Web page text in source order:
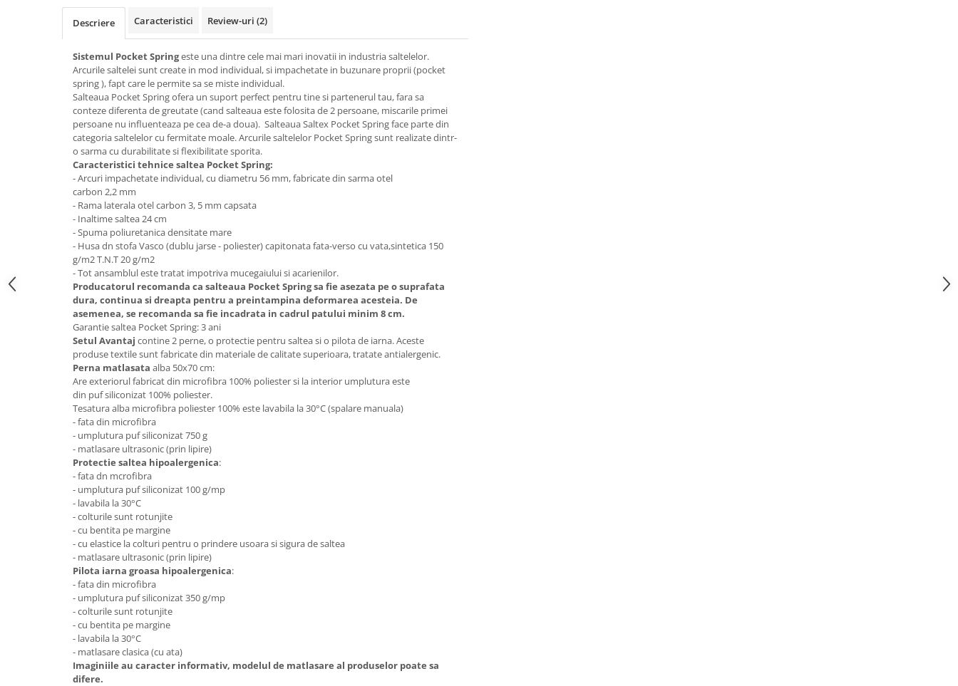
Top saltele 10 cm
Top saltele memory 5 cm
Top saltele MemoHR 6.5 cm
Saltele ieftine
Saltele cu plasa de arcuri
Saltele cu spuma
Scaune manager
Mobilier bucatarie
Mese bucatarie
Scaune pentru bucatarie
Mobila bucatarie
Seturi mese si scaune bucatarie
Suporturi si rafturi pantofi
Seturi mobilier hol
Suport pentru umerase
Etajere
Mobilier gradinita
Mese gradinita
Scaune gradinita
Set mese si scaune gradinita
Mobilier copii
Mobila camera copii
Scaune birou pentru copii
Saltele patuturi copii
Masa si scaune gradinita
Seturi comode living si dormitor
Descriere Caracteristici Review-uri (2)
Sistemul Pocket Springeste una dintre cele mai mari inovatii in industria saltelelor.
Arcurile saltelei sunt create in mod individual, si impachetate in buzunare proprii (pocket
spring ), fapt care le permite sa se miste individual.
Salteaua Pocket Spring ofera un suport perfect pentru tine si partenerul tau, fara sa
conteze diferenta de greutate (cand salteaua este folosita de 2 persoane, miscarile primei
persoane nu influenteaza pe cea de-a doua). Salteaua Saltex Pocket Spring face parte din
categoria saltelelor cu fermitate moale. Arcurile saltelelor Pocket Spring sunt realizate dintr-
o sarma cu durabilitate si flexibilitate sporita.
Caracteristici tehnice saltea Pocket Spring:
- Arcuri impachetate individual, cu diametru 56 mm, fabricate din sarma otel
carbon 2,2 mm
- Rama laterala otel carbon 3, 5 mm capsata
- Inaltime saltea 24 cm
- Spuma poliuretanica densitate mare
- Husa dn stofa Vasco (dublu jarse - poliester) capitonata fata-verso cu vata,sintetica 150
g/m2 T.N.T 20 g/m2
- Tot ansamblul este tratat impotriva mucegaiului si acarienilor.
Producatorul recomanda ca salteaua Pocket Spring sa fie asezata pe o suprafata
dura, continua si dreapta pentru a preintampina deformarea acesteia. De
asemenea, se recomanda sa fie incadrata in cadrul patului minim 8 cm.
Garantie saltea Pocket Spring: 3 ani
Setul Avantaj contine 2 perne, o protectie pentru saltea si o pilota de iarna. Aceste
produse textile sunt fabricate din materiale de calitate superioara, tratate antialergenic.
Perna matlasata alba 50x70 cm:
Are exteriorul fabricat din microfibra 100% poliester si la interior umplutura este
din puf siliconizat 100% poliester.
Tesatura alba microfibra poliester 100% este lavabila la 30°C (spalare manuala)
- fata din microfibra
- umplutura puf siliconizat 750 g
- matlasare ultrasonic (prin lipire)
Protectie saltea hipoalergenica:
- fata dn mcrofibra
- umplutura puf siliconizat 100 g/mp
- lavabila la 30°C
- colturile sunt rotunjite
- cu bentita pe margine
- cu elastice la colturi pentru o prindere usoara si sigura de saltea
- matlasare ultrasonic (prin lipire)
Pilota iarna groasa hipoalergenica:
- fata din microfibra
- umplutura puf siliconizat 350 g/mp
- colturile sunt rotunjite
- cu bentita pe margine
- lavabila la 30°C
- matlasare clasica (cu ata)
Imaginiile au caracter informativ, modelul de matlasare al produselor poate sa
difere.